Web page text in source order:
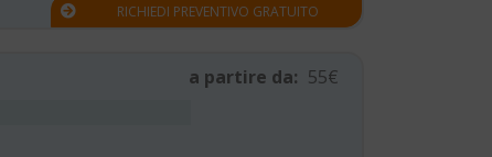
RICHIEDI PREVENTIVO GRATUITO
a partire da: 55€